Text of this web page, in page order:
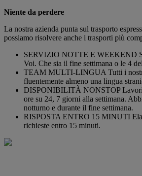
Niente da perdere
La nostra azienda punta sul trasporto
possiamo risolvere anche i trasporti più
SERVIZIO NOTTE E WEEKEND
Voi. Che sia il fine settimana o le 4
TEAM MULTI-LINGUA Tutti i
fluentemente almeno una lingua
DISPONIBILITÀ NONSTOP
ore su 24, 7 giorni alla settimana.
notturno e durante il fine settimana.
RISPOSTA ENTRO 15 MINUTI
richieste entro 15 minuti.